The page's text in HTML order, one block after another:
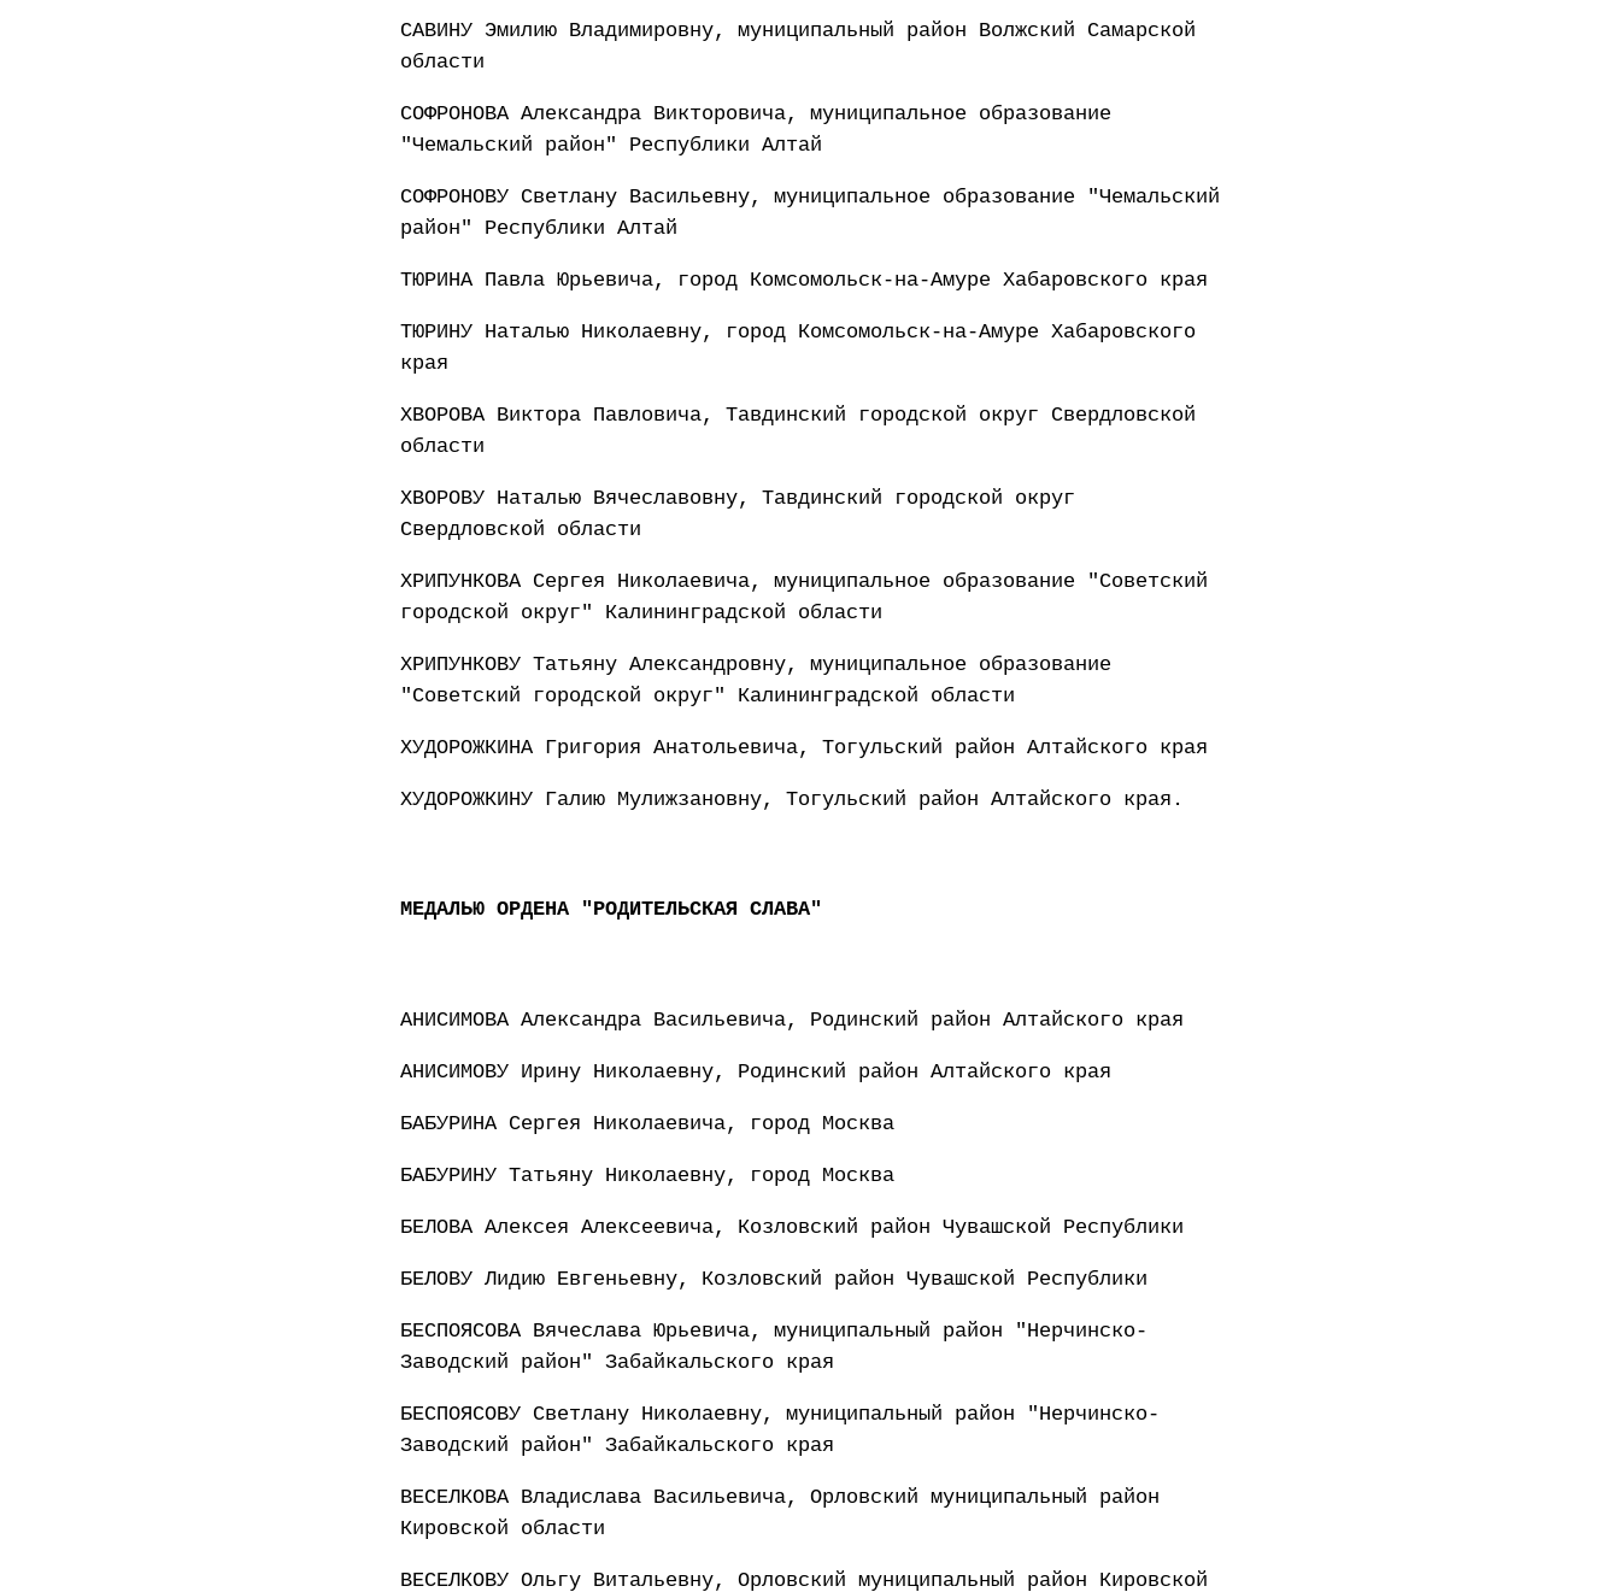
САВИНУ Эмилию Владимировну, муниципальный район Волжский Самарской
области
СОФРОНОВА Александра Викторовича, муниципальное образование
"Чемальский район" Республики Алтай
СОФРОНОВУ Светлану Васильевну, муниципальное образование "Чемальский
район" Республики Алтай
ТЮРИНА Павла Юрьевича, город Комсомольск-на-Амуре Хабаровского края
ТЮРИНУ Наталью Николаевну, город Комсомольск-на-Амуре Хабаровского
края
ХВОРОВА Виктора Павловича, Тавдинский городской округ Свердловской
области
ХВОРОВУ Наталью Вячеславовну, Тавдинский городской округ
Свердловской области
ХРИПУНКОВА Сергея Николаевича, муниципальное образование "Советский
городской округ" Калининградской области
ХРИПУНКОВУ Татьяну Александровну, муниципальное образование
"Советский городской округ" Калининградской области
ХУДОРОЖКИНА Григория Анатольевича, Тогульский район Алтайского края
ХУДОРОЖКИНУ Галию Мулижзановну, Тогульский район Алтайского края.
МЕДАЛЬЮ ОРДЕНА "РОДИТЕЛЬСКАЯ СЛАВА"
АНИСИМОВА Александра Васильевича, Родинский район Алтайского края
АНИСИМОВУ Ирину Николаевну, Родинский район Алтайского края
БАБУРИНА Сергея Николаевича, город Москва
БАБУРИНУ Татьяну Николаевну, город Москва
БЕЛОВА Алексея Алексеевича, Козловский район Чувашской Республики
БЕЛОВУ Лидию Евгеньевну, Козловский район Чувашской Республики
БЕСПОЯСОВА Вячеслава Юрьевича, муниципальный район "Нерчинско-
Заводский район" Забайкальского края
БЕСПОЯСОВУ Светлану Николаевну, муниципальный район "Нерчинско-
Заводский район" Забайкальского края
ВЕСЕЛКОВА Владислава Васильевича, Орловский муниципальный район
Кировской области
ВЕСЕЛКОВУ Ольгу Витальевну, Орловский муниципальный район Кировской